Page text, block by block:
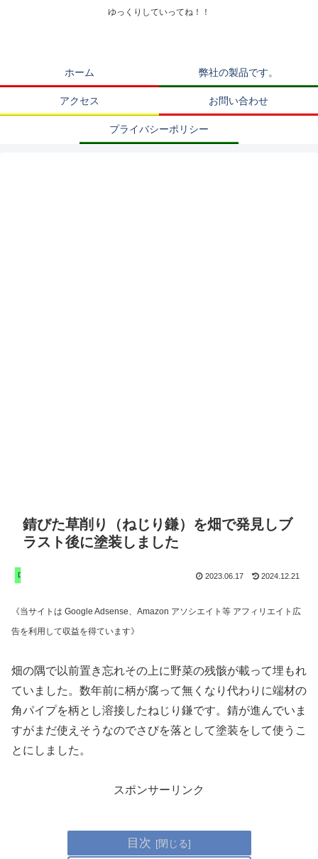
ゆっくりしていってね！！
ホーム 弊社の製品です。
アクセス お問い合わせ
プライバシーポリシー
錆びた草削り（ねじり鎌）を畑で発見しブ
ラスト後に塗装しました
DIY 家庭菜園 遊び 2023.06.17 2024.12.21
《当サイトは Google Adsense、Amazon アソシエイト等 アフィリエイト広
告を利用して収益を得ています》
畑の隅で以前置き忘れその上に野菜の残骸が載って埋もれ
ていました。数年前に柄が腐って無くなり代わりに端材の
角パイプを柄とし溶接したねじり鎌です。錆が進んでいま
すがまだ使えそうなのでさびを落として塗装をして使うこ
とにしました。
スポンサーリンク
目次